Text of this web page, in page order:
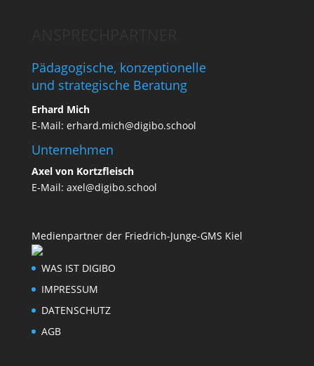
Pädagogische, konzeptionelle
und strategische Beratung
Erhard Mich
E-Mail: erhard.mich@digibo.school
Unternehmen
Axel von Kortzfleisch
E-Mail: axel@digibo.school
Medienpartner der Friedrich-Junge-GMS Kiel
WAS IST DIGIBO
IMPRESSUM
DATENSCHUTZ
AGB